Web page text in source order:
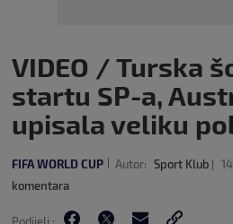
VIDEO / Turska
startu SP-a,
upisala veliku
FIFA WORLD CUP Autor: Sport Klub
komentara
Podijeli :